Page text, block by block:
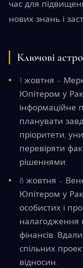
час для
нових знань і
Ключові
1 жовтня –
Юпітером у
інформаційне
планувати
пріоритети,
перевіряти
рішеннями.
8 жовтня –
Юпітером у
особистих і
налагодження
фінансів.
спільних
відносин.